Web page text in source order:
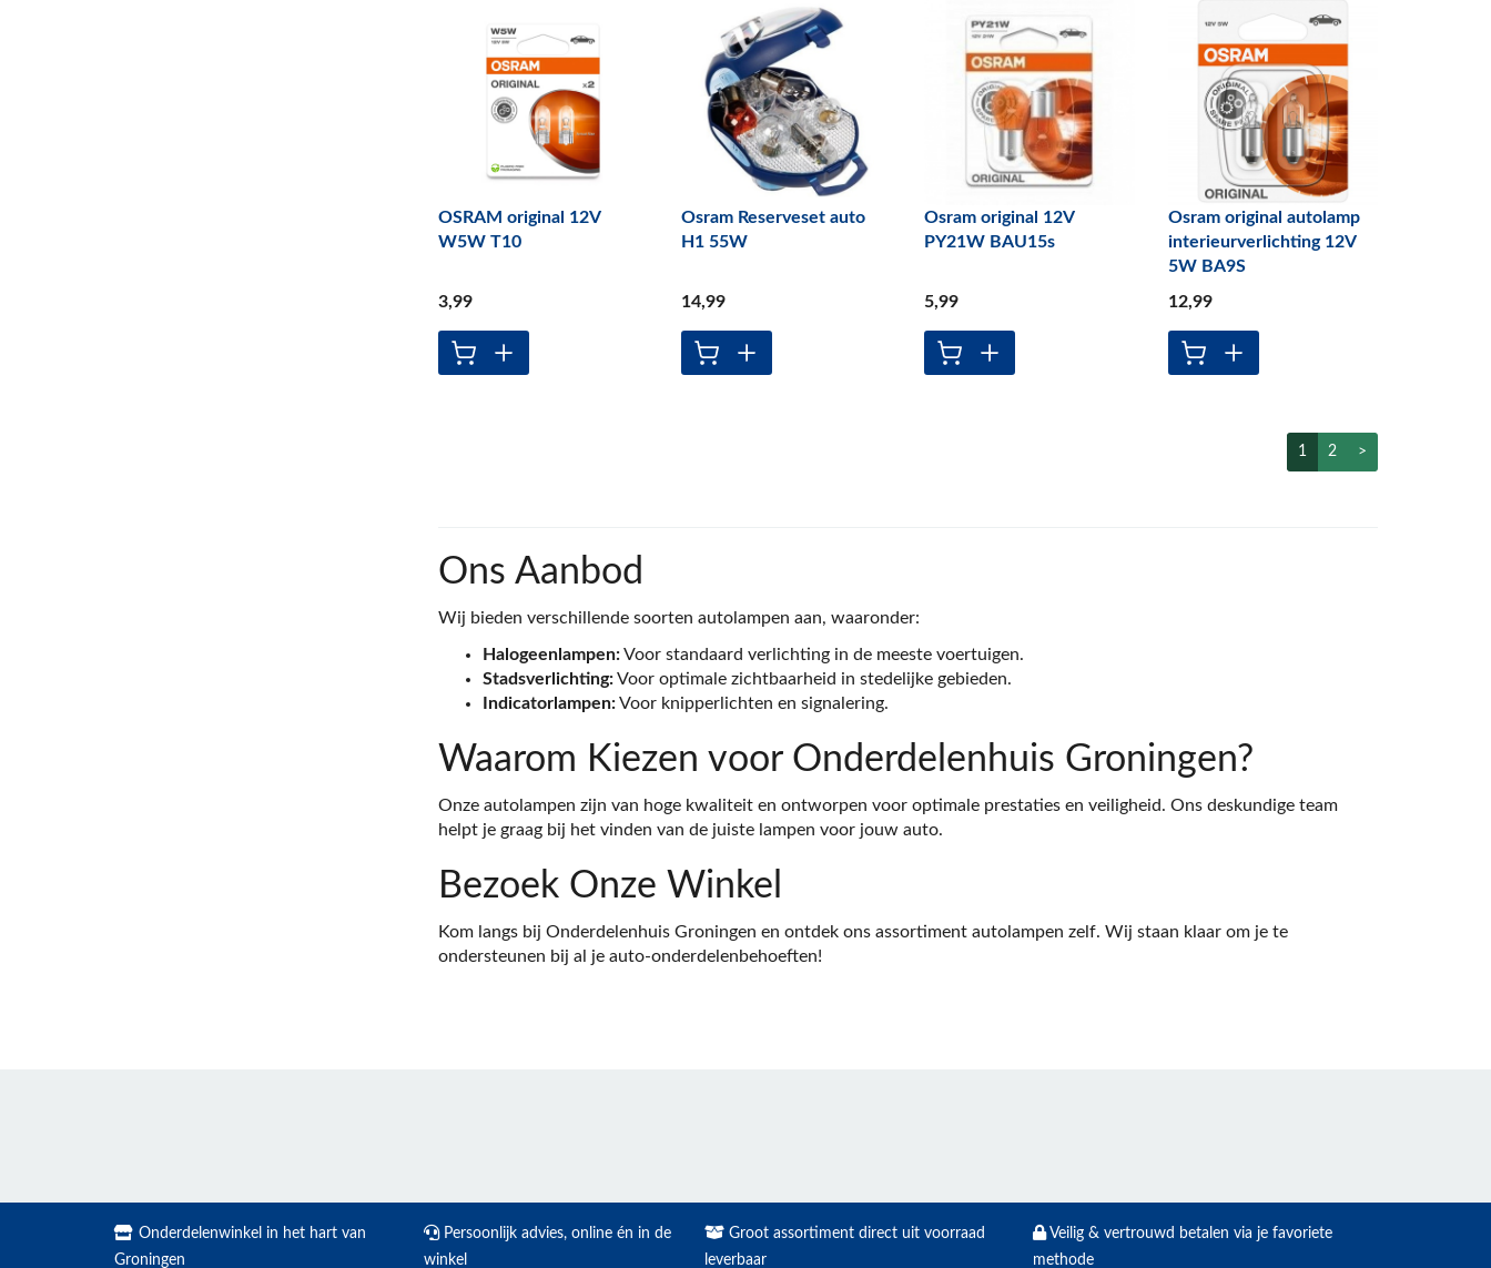
OSRAM original 12V
W5W T10
3,99
Osram Reserveset auto
H1 55W
14,99
Osram original 12V
PY21W BAU15s
5,99
Osram original autolamp
interieurverlichting 12V
5W BA9S
12,99
1 2 >
Ons Aanbod
Wij bieden verschillende soorten autolampen aan, waaronder:
Halogeenlampen:Voor standaard verlichting in de meeste voertuigen.
Stadsverlichting:Voor optimale zichtbaarheid in stedelijke gebieden.
Indicatorlampen:Voor knipperlichten en signalering.
Waarom Kiezen voor Onderdelenhuis Groningen?
Onze autolampen zijn van hoge kwaliteit en ontworpen voor optimale prestaties en veiligheid. Ons deskundige team
helpt je graag bij het vinden van de juiste lampen voor jouw auto.
Bezoek Onze Winkel
Kom langs bij Onderdelenhuis Groningen en ontdek ons assortiment autolampen zelf. Wij staan klaar om je te
ondersteunen bij al je auto-onderdelenbehoeften!
Onderdelenwinkel in het hart van
Groningen
Persoonlijk advies, online én in de
winkel
Groot assortiment direct uit voorraad
leverbaar
Veilig & vertrouwd betalen via je favoriete
methode